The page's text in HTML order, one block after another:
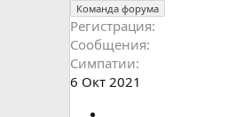
Команда форума
Регистрация
Сообщения
Симпатии
6 Окт 2021